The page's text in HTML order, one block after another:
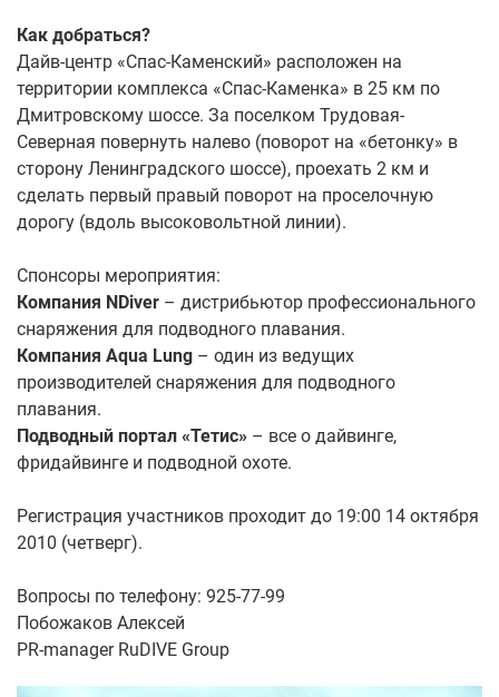
Как добраться?
Дайв-центр «Спас-Каменский» расположен на
территории комплекса «Спас-Каменка» в 25 км по
Дмитровскому шоссе. За поселком Трудовая-
Северная повернуть налево (поворот на «бетонку» в
сторону Ленинградского шоссе), проехать 2 км и
сделать первый правый поворот на проселочную
дорогу (вдоль высоковольтной линии).
Спонсоры мероприятия:
Компания NDiver – дистрибьютор профессионального
снаряжения для подводного плавания.
Компания Aqua Lung – один из ведущих
производителей снаряжения для подводного
плавания.
Подводный портал «Тетис» – все о дайвинге,
фридайвинге и подводной охоте.
Регистрация участников проходит до 19:00 14 октября
2010 (четверг).
Вопросы по телефону: 925-77-99
Побожаков Алексей
PR-manager RuDIVE Group